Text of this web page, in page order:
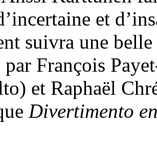
et
suivra une
par François
et Raphaël
Divertimento